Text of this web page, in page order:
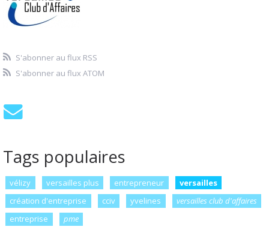
S'abonner au flux RSS
S'abonner au flux ATOM
Tags populaires
vélizy versailles plus entrepreneur
versailles
création d'entreprise
cciv yvelines
versailles club d'affaires
entreprise
pme